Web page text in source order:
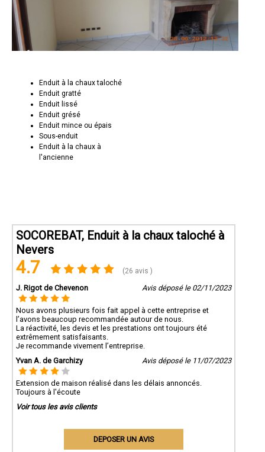
Enduit à la chaux taloché
Enduit gratté
Enduit lissé
Enduit grésé
Enduit mince ou épais
Sous-enduit
Enduit à la chaux à
l'ancienne
SOCOREBAT, Enduit à la chaux taloché à
Nevers
4.7 (26 avis )
J. Rigot de Chevenon Avis déposé le 02/11/2023
Nous avons plusieurs fois fait appel à cette entreprise et
l’avons beaucoup recommandée autour de nous.
La réactivité, les devis et les prestations ont toujours été
extrêmement satisfaisants.
Je recommande vivement l’entreprise.
Yvan A. de Garchizy
Avis déposé le 11/07/2023
Extension de maison réalisé dans les délais annoncés.
Toujours à l'écoute
Voir tous les avis clients
DEPOSER UN AVIS